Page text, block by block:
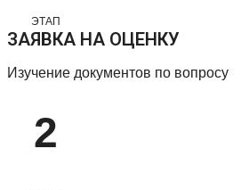
ЭТАП
ЗАЯВКА НА ОЦЕНКУ
Изучение документов по вопросу
2